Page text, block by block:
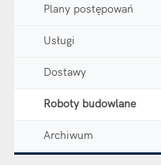
Plany postępowań
Usługi
Dostawy
Roboty budowlane
Archiwum